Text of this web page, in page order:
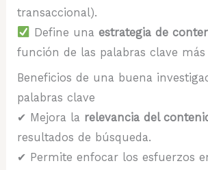
transaccional).
Define una estrategia de
función de las palabras clave más
Beneficios de una buena
palabras clave
✔ Mejora la relevancia del
resultados de búsqueda.
✔ Permite enfocar los esfuerzos